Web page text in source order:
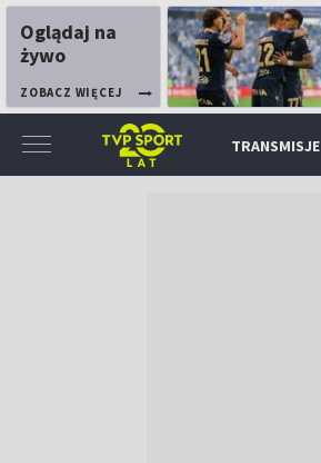
Oglądaj na
żywo
ZOBACZ WIĘCEJ
TRANSMISJE